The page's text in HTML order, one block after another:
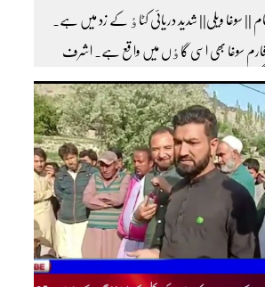
|| سوغا ویلی|| شدید دریائی کٹاٶ کے زد میں ہے۔
سوغا بھی اسی گاٶں میں واقع ہے۔ اشرف
مزید اپڈیٹس دیکھنے کے لئے ہمارے یوٹیوب چینل کو